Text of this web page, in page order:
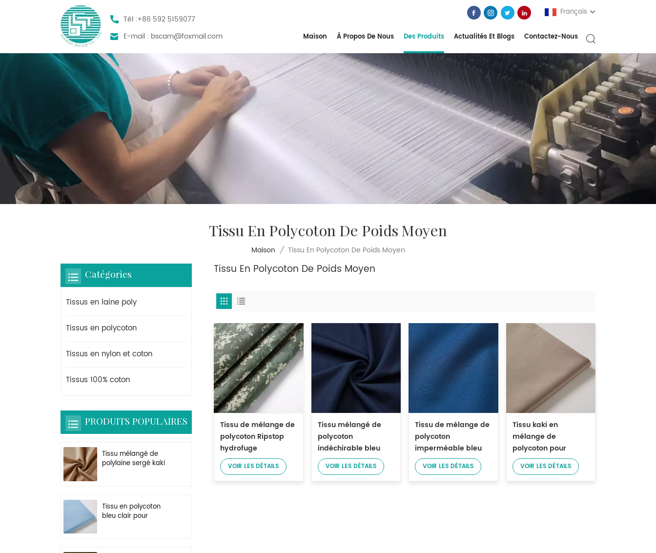
Tél :+86 592 5159077
E-mail : bscam@foxmail.com
Français
Maison À Propos De Nous Des Produits Actualités Et Blogs Contactez-Nous
Tissu En Polycoton De Poids Moyen
Maison / Tissu En Polycoton De Poids Moyen
Tissu En Polycoton De Poids Moyen
Tissu de mélange de
polycoton Ripstop
hydrofuge
camouflage
numérique pour
VOIR LES DÉTAILS
Tissu mélangé de
polycoton
indéchirable bleu
marine pour
vêtements de travail
VOIR LES DÉTAILS
Tissu de mélange de
polycoton
imperméable bleu
pour vêtement de
travail
VOIR LES DÉTAILS
Tissu kaki en
mélange de
polycoton pour
vêtements de travail
VOIR LES DÉTAILS
Catégories
Tissus en laine poly
Tissus en polycoton
Tissus en nylon et coton
Tissus 100% coton
PRODUITS POPULAIRES
Tissu mélangé de
polylaine sergé kaki
Tissu en polycoton
bleu clair pour